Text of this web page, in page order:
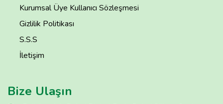
Kurumsal Üye Kullanıcı Sözleşmesi
Gizlilik Politikası
S.S.S
İletişim
Bize Ulaşın